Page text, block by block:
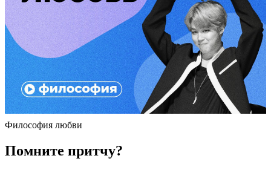
Философия любви
Помните притчу?